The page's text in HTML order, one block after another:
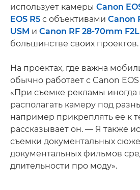
использует камеры Canon
EOS R5 с объективами Canon
USM и Canon RF 28-70mm
большинстве своих проектов.
На проектах, где важна
обычно работает с Canon
«При съемке рекламы иногда
располагать камеру под
например прикреплять ее к
рассказывает он. — Я также
съемки документальных
документальных фильмов
длительности про моду».